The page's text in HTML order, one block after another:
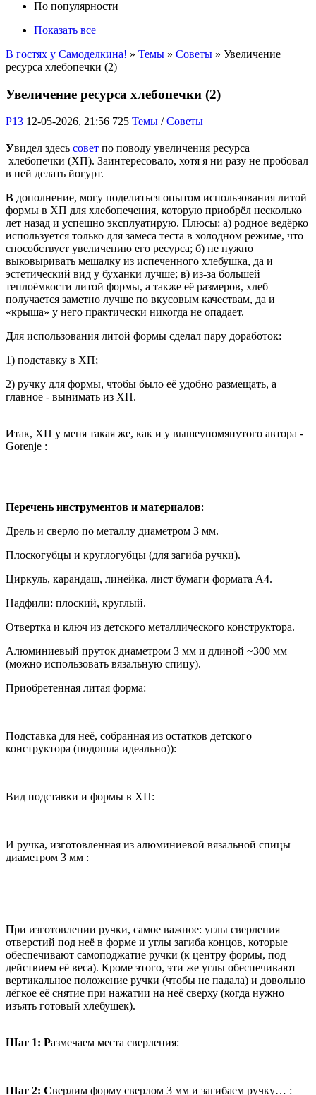
По популярности
Показать все
В гостях у Самоделкина! » Темы » Советы » Увеличение
ресурса хлебопечки (2)
Увеличение ресурса хлебопечки (2)
P13 12-05-2026, 21:56 725 Темы /Советы
Увидел здесь совет по поводу увеличения ресурса
хлебопечки (ХП). Заинтересовало, хотя я ни разу не пробовал
в ней делать йогурт.
В дополнение, могу поделиться опытом использования литой
формы в ХП для хлебопечения, которую приобрёл несколько
лет назад и успешно эксплуатирую. Плюсы: а) родное ведёрко
используется только для замеса теста в холодном режиме, что
способствует увеличению его ресурса; б) не нужно
выковыривать мешалку из испеченного хлебушка, да и
эстетический вид у буханки лучше; в) из-за большей
теплоёмкости литой формы, а также её размеров, хлеб
получается заметно лучше по вкусовым качествам, да и
«крыша» у него практически никогда не опадает.
Для использования литой формы сделал пару доработок:
1) подставку в ХП;
2) ручку для формы, чтобы было её удобно размещать, а
главное - вынимать из ХП.
Итак, ХП у меня такая же, как и у вышеупомянутого автора -
Gorenje :
Перечень инструментов и материалов:
Дрель и сверло по металлу диаметром 3 мм.
Плоскогубцы и круглогубцы (для загиба ручки).
Циркуль, карандаш, линейка, лист бумаги формата А4.
Надфили: плоский, круглый.
Отвертка и ключ из детского металлического конструктора.
Алюминиевый пруток диаметром 3 мм и длиной ~300 мм
(можно использовать вязальную спицу).
Приобретенная литая форма:
Подставка для неё, собранная из остатков детского
конструктора (подошла идеально)):
Вид подставки и формы в ХП:
И ручка, изготовленная из алюминиевой вязальной спицы
диаметром 3 мм :
При изготовлении ручки, самое важное: углы сверления
отверстий под неё в форме и углы загиба концов, которые
обеспечивают самоподжатие ручки (к центру формы, под
действием её веса). Кроме этого, эти же углы обеспечивают
вертикальное положение ручки (чтобы не падала) и довольно
лёгкое её снятие при нажатии на неё сверху (когда нужно
изъять готовый хлебушек).
Шаг 1: Размечаем места сверления:
Шаг 2: Сверлим форму сверлом 3 мм и загибаем ручку… :